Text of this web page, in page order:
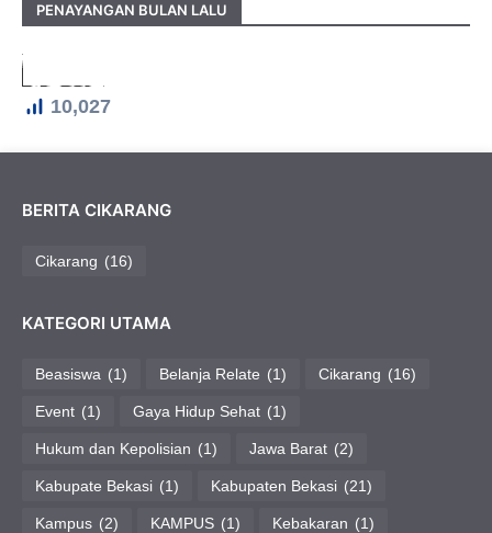
PENAYANGAN BULAN LALU
10,027
BERITA CIKARANG
Cikarang (16)
KATEGORI UTAMA
Beasiswa (1) Belanja Relate (1) Cikarang (16)
Event (1) Gaya Hidup Sehat (1)
Hukum dan Kepolisian (1) Jawa Barat (2)
Kabupate Bekasi (1) Kabupaten Bekasi (21)
Kampus (2) KAMPUS (1) Kebakaran (1)